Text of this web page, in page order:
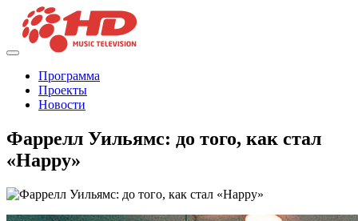
Программа
Проекты
Новости
Фаррелл Уильямс: до того, как стал
«Happy»